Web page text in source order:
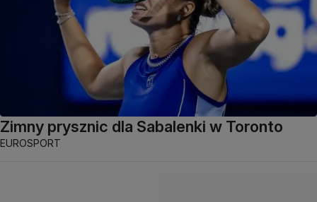
Zimny prysznic dla Sabalenki w Toronto
EUROSPORT